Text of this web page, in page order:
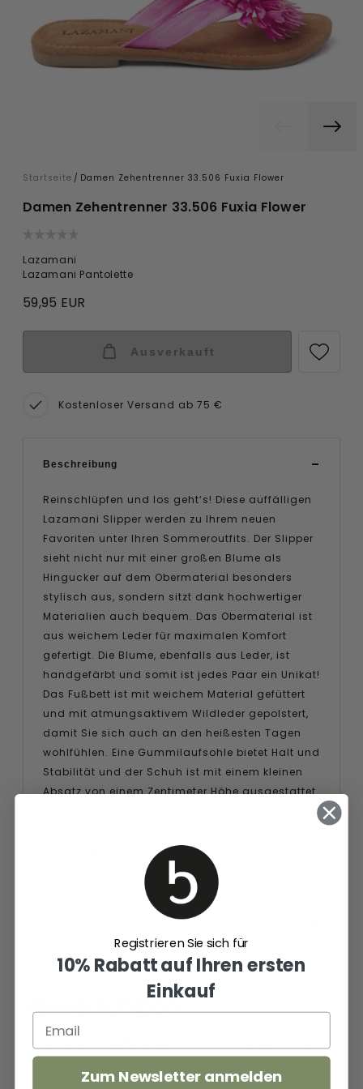
Startseite / Damen Zehentrenner 33.506 Fuxia Flower
Damen Zehentrenner 33.506 Fuxia Flower
Lazamani
Lazamani Pantolette
59,95 EUR
Ausverkauft
Kostenloser Versand ab 75 €
Beschreibung
Reinschlüpfen und los geht‘s! Diese auffälligen
Lazamani Slipper werden zu Ihrem neuen
Favoriten unter Ihren Sommeroutfits. Der Slipper
sieht nicht nur mit einer großen Blume als
Hingucker auf dem Obermaterial besonders
stylisch aus, sondern sitzt dank hochwertiger
Materialien auch bequem. Das Obermaterial ist
aus weichem Leder für maximalen Komfort
gefertigt. Die Blume, ebenfalls aus Leder, ist
handgefärbt und somit ist jedes Paar ein Unikat!
Das Fußbett ist mit weichem Material gefüttert
und mit atmungsaktivem Wildleder gepolstert,
damit Sie sich auch an den heißesten Tagen
wohlfühlen. Eine Gummilaufsohle bietet Halt und
Stabilität und der Schuh ist mit einem kleinen
Absatz von einem Zentimeter Höhe ausgestattet.
Bewertungen
Registrieren Sie sich für
10% Rabatt auf Ihren ersten
Einkauf
Zum Newsletter anmelden